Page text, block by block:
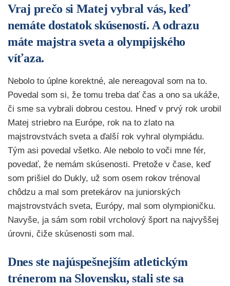
Vraj prečo si Matej vybral vás, keď
nemáte dostatok skúseností. A odrazu
máte majstra sveta a olympijského
víťaza.
Nebolo to úplne korektné, ale nereagoval som na to.
Povedal som si, že tomu treba dať čas a ono sa ukáže,
či sme sa vybrali dobrou cestou. Hneď v prvý rok urobil
Matej striebro na Európe, rok na to zlato na
majstrovstvách sveta a ďalší rok vyhral olympiádu.
Tým asi povedal všetko. Ale nebolo to voči mne fér,
povedať, že nemám skúsenosti. Pretože v čase, keď
som prišiel do Dukly, už som osem rokov trénoval
chôdzu a mal som pretekárov na juniorských
majstrovstvách sveta, Európy, mal som olympioničku.
Navyše, ja sám som robil vrcholový šport na najvyššej
úrovni, čiže skúsenosti som mal.
Dnes ste najúspešnejším atletickým
trénerom na Slovensku, stali ste sa